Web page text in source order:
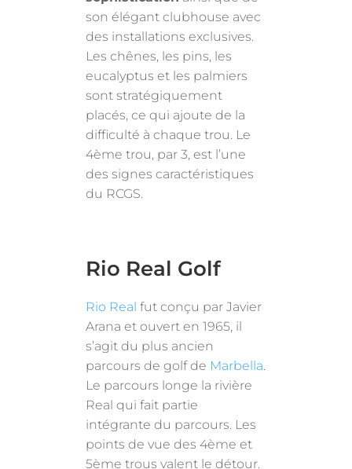
son élégant clubhouse avec
des installations exclusives.
Les chênes, les pins, les
eucalyptus et les palmiers
sont stratégiquement
placés, ce qui ajoute de la
difficulté à chaque trou. Le
4ème trou, par 3, est l’une
des signes caractéristiques
du RCGS.
Rio Real Golf
Rio Real fut conçu par Javier
Arana et ouvert en 1965, il
s’agit du plus ancien
parcours de golf de Marbella.
Le parcours longe la rivière
Real qui fait partie
intégrante du parcours. Les
points de vue des 4ème et
5ème trous valent le détour.